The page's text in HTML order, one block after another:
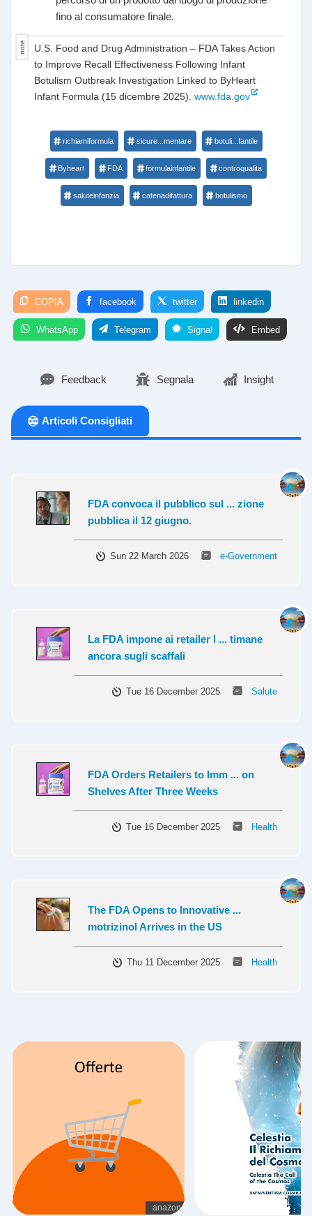
fino al consumatore finale.
U.S. Food and Drug Administration – FDA Takes Action
to Improve Recall Effectiveness Following Infant
Botulism Outbreak Investigation Linked to ByHeart
Infant Formula (15 dicembre 2025). www.fda.gov
richiamiformula sicure...mentare botuli...fantile
Byheart FDA formulainfantile controqualita
saluteinfanzia catenadifattura botulismo
COPIA facebook twitter linkedin
WhatsApp Telegram Signal Embed
Feedback Segnala Insight
Articoli Consigliati
FDA convoca il pubblico sul ... zione
pubblica il 12 giugno.
Sun 22 March 2026 e-Government
La FDA impone ai retailer l ... timane
ancora sugli scaffali
Tue 16 December 2025 Salute
FDA Orders Retailers to Imm ... on
Shelves After Three Weeks
Tue 16 December 2025 Health
The FDA Opens to Innovative ...
motrizinol Arrives in the US
Thu 11 December 2025 Health